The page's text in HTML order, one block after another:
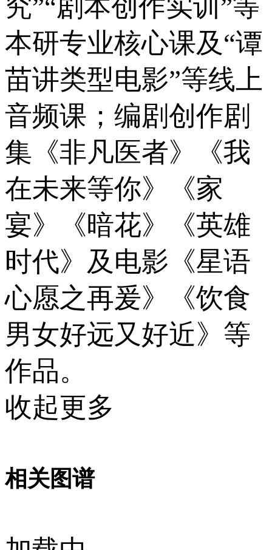
究”“剧本创作实训”等
本研专业核心课及“谭
苗讲类型电影”等线上
音频课；编剧创作剧
集《非凡医者》《我
在未来等你》《家
宴》《暗花》《英雄
时代》及电影《星语
心愿之再爰》《饮食
男女好远又好近》等
作品。
收起更多
相关图谱